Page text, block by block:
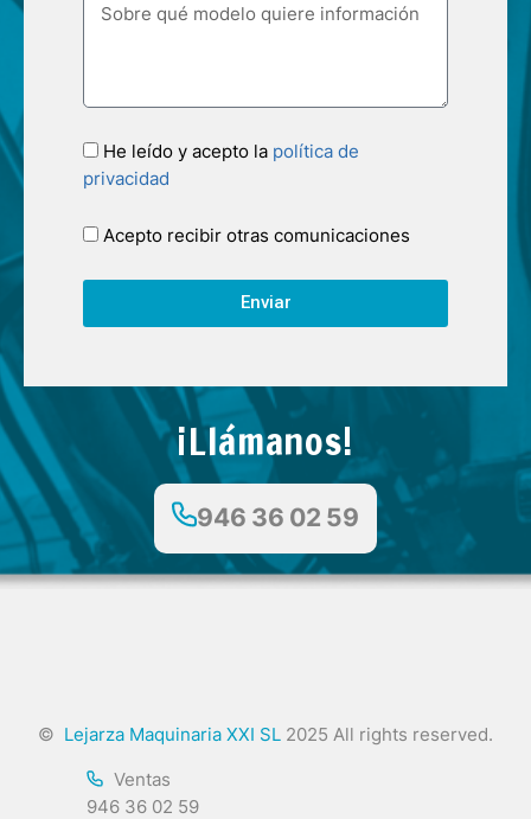
He leído y acepto la política de
privacidad
Acepto recibir otras comunicaciones
Enviar
¡Llámanos!
946 36 02 59
© Lejarza Maquinaria XXI SL 2025 All rights reserved.
Ventas
946 36 02 59